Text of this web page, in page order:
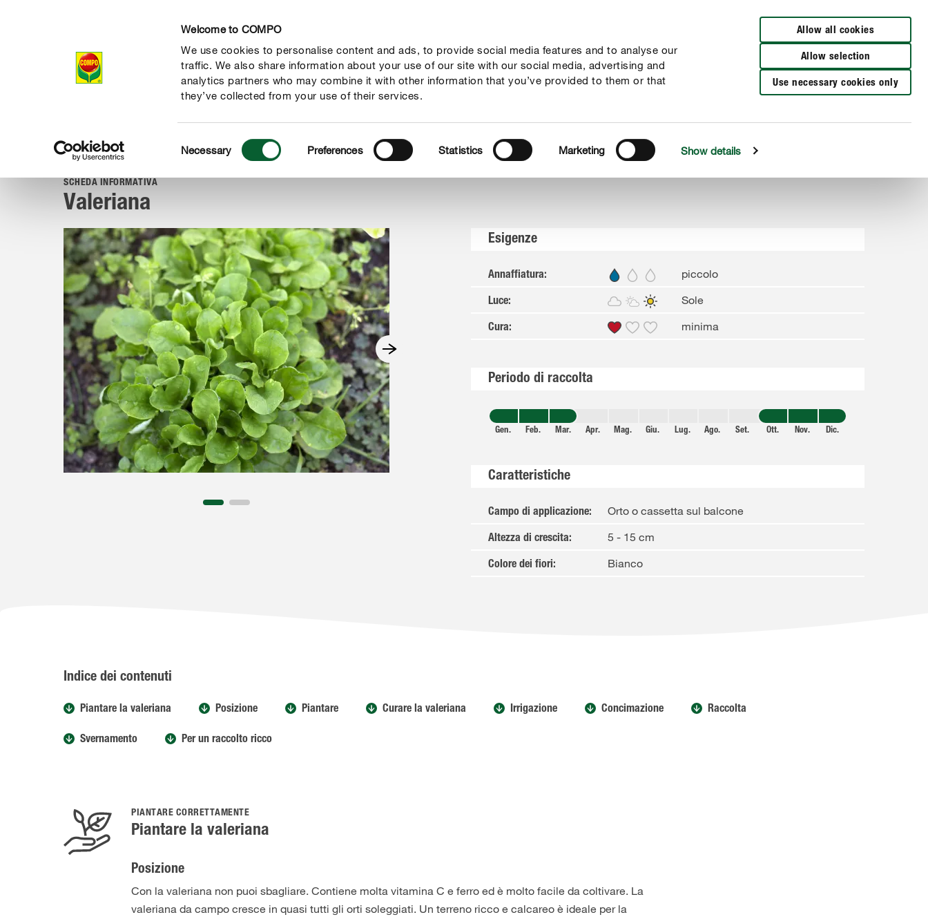
Welcome to COMPO
We use cookies to personalise content and ads, to provide social media features and to analyse our
traffic. We also share information about your use of our site with our social media, advertising and
analytics partners who may combine it with other information that you’ve provided to them or that
they’ve collected from your use of their services.
Selection
Necessary Preferences Statistics Marketing Show details
Allow all cookies
Allow selection
Use necessary cookies only
Prodotti Magazine Mondi Tematici Info Chi siamo Solo il meglio!
COMPOMagazine Piante dalla A alla Z Erbe aromatiche, frutta e ortaggi Valeriana
SCHEDA INFORMATIVA
Valeriana
Esigenze
Annaffiatura: piccolo
Luce: Sole
Cura: minima
Periodo di raccolta
Gen. Feb. Mar. Apr. Mag. Giu. Lug. Ago. Set. Ott. Nov. Dic.
Caratteristiche
Campo di applicazione: Orto o cassetta sul balcone
Altezza di crescita: 5 - 15 cm
Colore dei fiori: Bianco
Indice dei contenuti
Piantare la valeriana Posizione Piantare Curare la valeriana Irrigazione Concimazione Raccolta
Svernamento Per un raccolto ricco
PIANTARE CORRETTAMENTE
Piantare la valeriana
Posizione
Con la valeriana non puoi sbagliare. Contiene molta vitamina C e ferro ed è molto facile da coltivare. La
valeriana da campo cresce in quasi tutti gli orti soleggiati. Un terreno ricco e calcareo è ideale per la